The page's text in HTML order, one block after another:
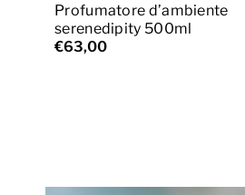
Profumatore d’ambiente
serenedipity 500ml
€63,00